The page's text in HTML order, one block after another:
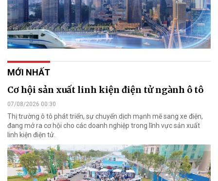
MỚI NHẤT
Cơ hội sản xuất linh kiện điện tử ngành ô tô
07/08/2026 00:30
Thị trường ô tô phát triển, sự chuyển dịch mạnh mẽ sang xe điện,
đang mở ra cơ hội cho các doanh nghiệp trong lĩnh vực sản xuất
linh kiện điện tử.